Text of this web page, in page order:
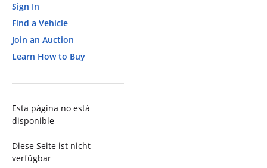
Sign In
Find a Vehicle
Join an Auction
Learn How to Buy
Esta página no está
disponible
Diese Seite ist nicht
verfügbar